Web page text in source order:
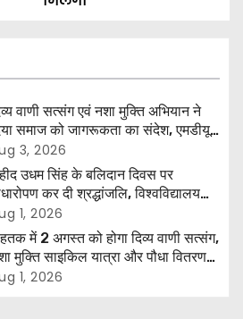
वाणी सत्संग एवं नशा मुक्ति अभियान ने
समाज को जागरूकता का संदेश, एमडीयू
में हजारों लोगों ने लिया संकल्प
3, 2026
उधम सिंह के बलिदान दिवस पर
कर दी श्रद्धांजलि, विश्वविद्यालय
राजपत्रित अवकाश बहाल करने की उठी
1, 2026
में 2 अगस्त को होगा दिव्य वाणी सत्संग,
मुक्ति साइकिल यात्रा और पौधा वितरण
1, 2026